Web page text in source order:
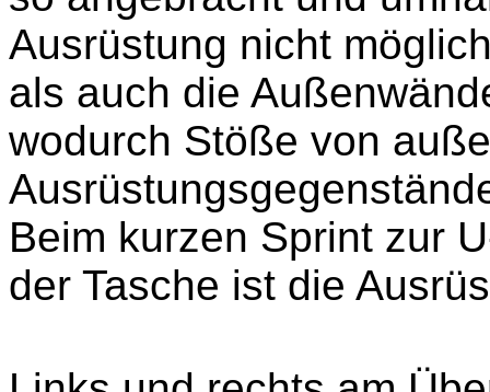
Ausrüstung nicht
als auch die
wodurch Stöße von
Beim kurzen Sprint zur
der Tasche ist die